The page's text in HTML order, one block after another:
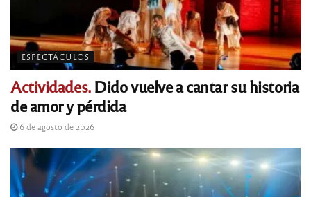
ESPECTÁCULOS
Actividades.Dido vuelve a cantar su historia
de amor y pérdida
6 de agosto de 2026